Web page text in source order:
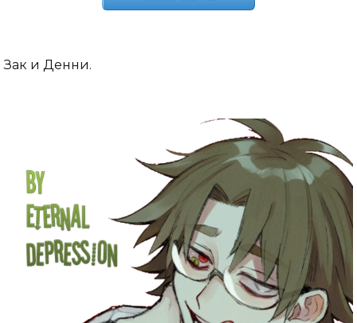
Зак и Денни.